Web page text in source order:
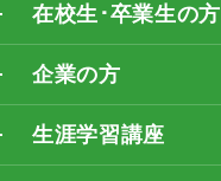
在校生･卒業生の方
企業の方
生涯学習講座